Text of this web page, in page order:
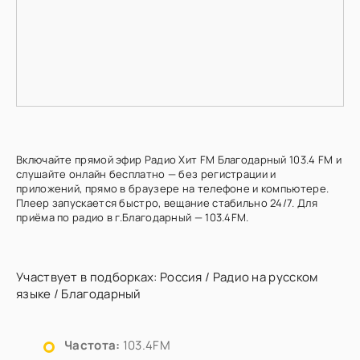
Включайте прямой эфир Радио Хит FM Благодарный 103.4 FM и
слушайте онлайн бесплатно — без регистрации и
приложений, прямо в браузере на телефоне и компьютере.
Плеер запускается быстро, вещание стабильно 24/7. Для
приёма по радио в г.Благодарный — 103.4FM.
Участвует в подборках: Россия / Радио на русском
языке / Благодарный
Частота: 103.4FM